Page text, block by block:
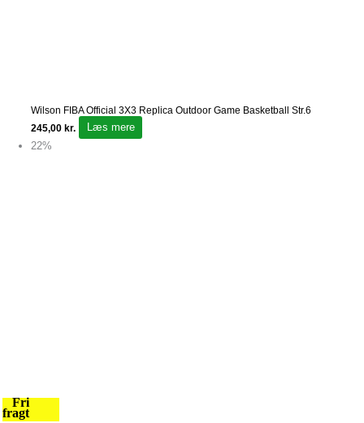
Wilson FIBA Official 3X3 Replica Outdoor Game Basketball Str.6
245,00kr.
Læs mere
22%
Fri
fragt